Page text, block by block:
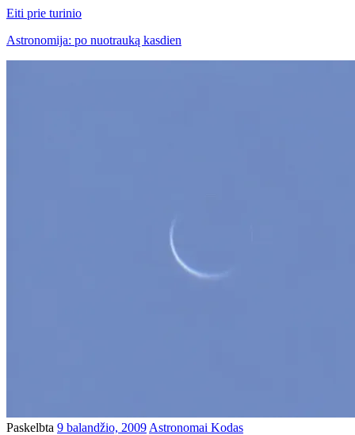
Eiti prie turinio
Astronomija: po nuotrauką kasdien
Paskelbta 9 balandžio, 2009 Astronomai Kodas